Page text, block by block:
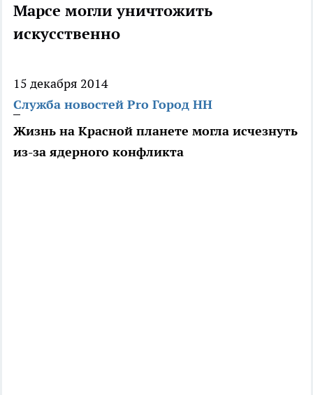
Марсе могли уничтожить
искусственно
15 декабря 2014
Служба новостей Pro Город НН
Жизнь на Красной планете могла исчезнуть
из-за ядерного конфликта